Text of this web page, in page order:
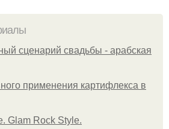
сценарий свадьбы - арабская
применения картифлекса в
Glam Rock Style.